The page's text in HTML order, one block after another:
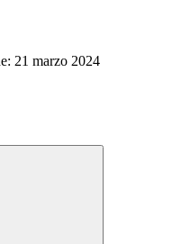
21 marzo 2024